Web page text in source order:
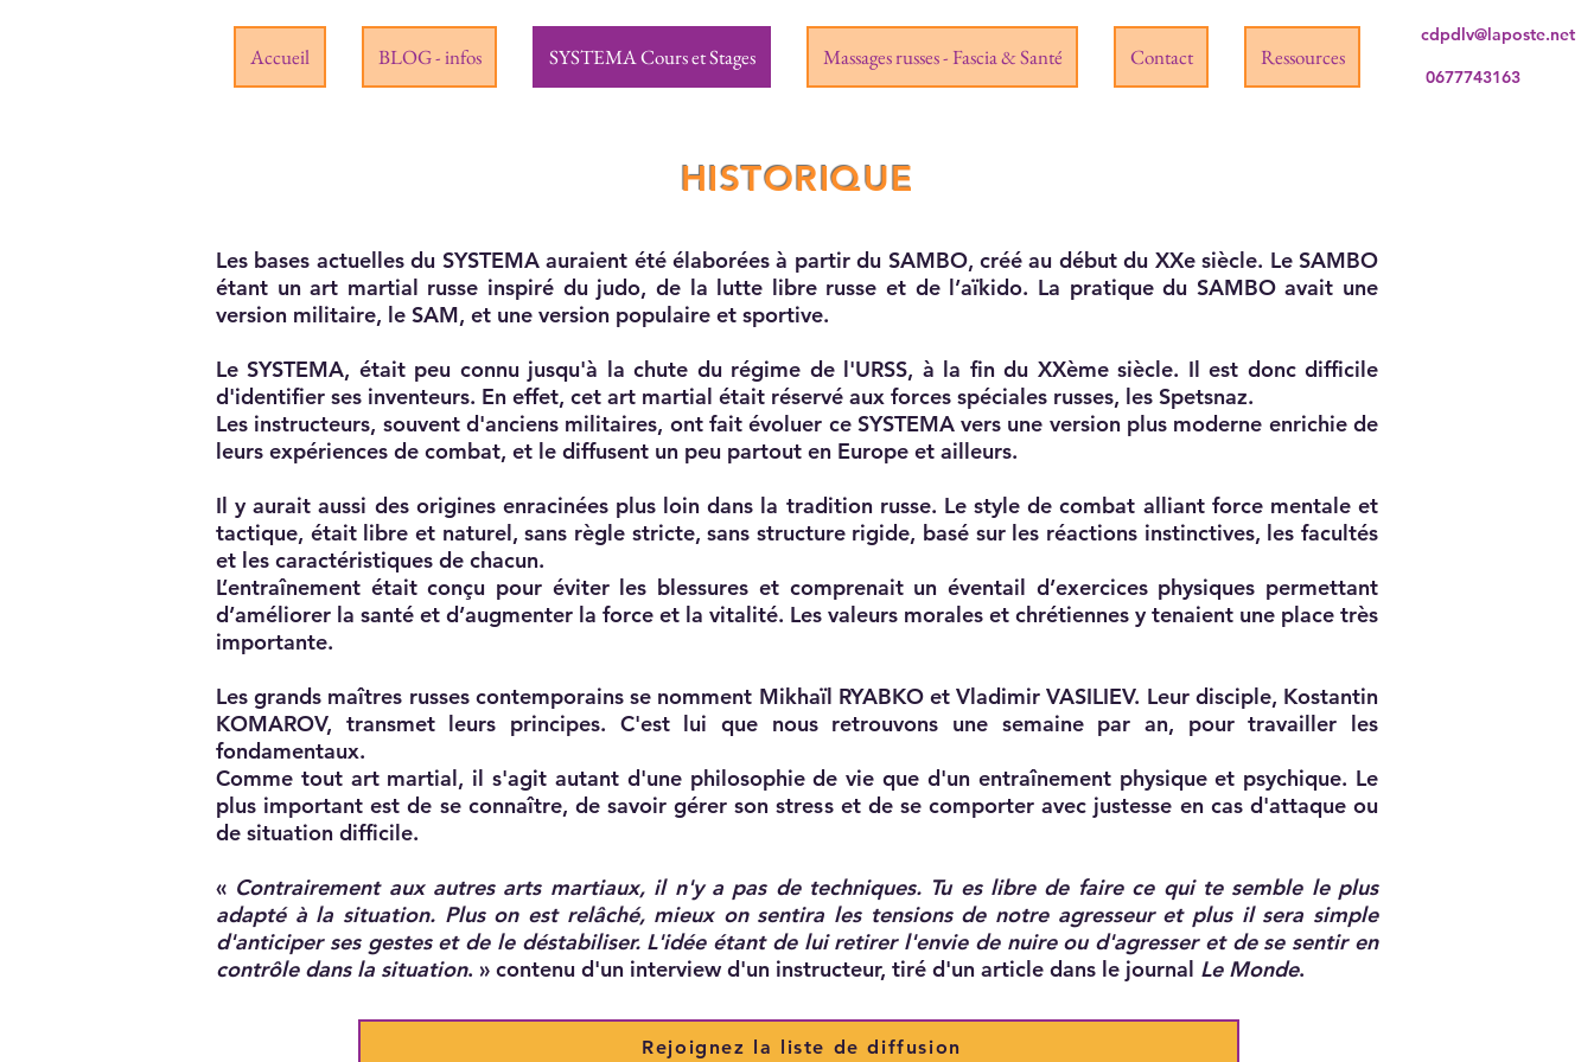
Accueil BLOG - infos SYSTEMA Cours et Stages Massages russes - Fascia & Santé Contact Ressources
cdpdlv@laposte.net
0677743163
HISTORIQUE
Les bases actuelles du SYSTEMA auraient été élaborées à partir du SAMBO, créé au début du XXe siècle. Le SAMBO
étant un art martial russe inspiré du judo, de la lutte libre russe et de l’aïkido. La pratique du SAMBO avait une
version militaire, le SAM, et une version populaire et sportive.
Le SYSTEMA, était peu connu jusqu'à la chute du régime de l'URSS, à la fin du XXème siècle. Il est donc difficile
d'identifier ses inventeurs. En effet, cet art martial était réservé aux forces spéciales russes, les Spetsnaz.
Les instructeurs, souvent d'anciens militaires, ont fait évoluer ce SYSTEMA vers une version plus moderne enrichie de
leurs expériences de combat, et le diffusent un peu partout en Europe et ailleurs.
Il y aurait aussi des origines enracinées plus loin dans la tradition russe. Le style de combat alliant force mentale et
tactique, était libre et naturel, sans règle stricte, sans structure rigide, basé sur les réactions instinctives, les facultés
et les caractéristiques de chacun.
L’entraînement était conçu pour éviter les blessures et comprenait un éventail d’exercices physiques permettant
d’améliorer la santé et d’augmenter la force et la vitalité. Les valeurs morales et chrétiennes y tenaient une place très
importante.
Les grands maîtres russes contemporains se nomment Mikhaïl RYABKO et Vladimir VASILIEV. Leur disciple, Kostantin
KOMAROV, transmet leurs principes. C'est lui que nous retrouvons une semaine par an, pour travailler les
fondamentaux.
Comme tout art martial, il s'agit autant d'une philosophie de vie que d'un entraînement physique et psychique. Le
plus important est de se connaître, de savoir gérer son stress et de se comporter avec justesse en cas d'attaque ou
de situation difficile.
« Contrairement aux autres arts martiaux, il n'y a pas de techniques. Tu es libre de faire ce qui te semble le plus
adapté à la situation. Plus on est relâché, mieux on sentira les tensions de notre agresseur et plus il sera simple
d'anticiper ses gestes et de le déstabiliser. L'idée étant de lui retirer l'envie de nuire ou d'agresser et de se sentir en
contrôle dans la situation. » contenu d'un interview d'un instructeur, tiré d'un article dans le journal Le Monde.
Rejoignez la liste de diffusion